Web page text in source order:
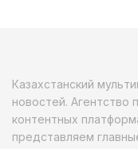
Казахстанский
новостей. Агентство
контентных
представляем